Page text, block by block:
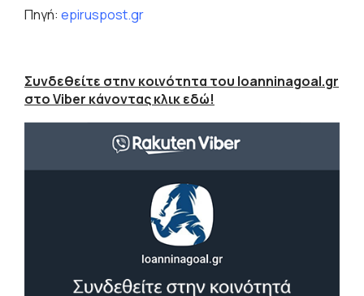
Πηγή: epiruspost.gr
Συνδεθείτε στην κοινότητα του Ioanninagoal.gr
στο Viber κάνοντας κλικ εδώ!